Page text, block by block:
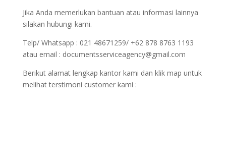
Jika Anda memerlukan bantuan atau informasi lainnya
silakan hubungi kami.
Telp/ Whatsapp : 021 48671259/ +62 878 8763 1193
atau email : documentsserviceagency@gmail.com
Berikut alamat lengkap kantor kami dan klik map untuk
melihat terstimoni customer kami :